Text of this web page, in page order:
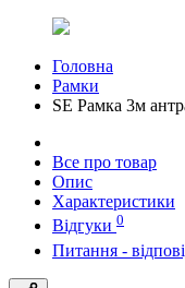
Головна
Рамки
SE Рамка 3м
Все про товар
Опис
Характеристики
Відгуки 0
Питання -